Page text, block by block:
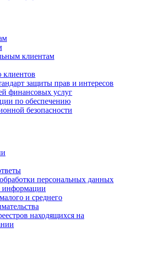
клиентам
защиты прав и интересов
финансовых услуг
по обеспечению
безопасности
персональных данных
информации
и среднего
находящихся на